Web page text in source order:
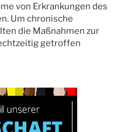
von Erkrankungen des
Um chronische
die Maßnahmen zur
getroffen